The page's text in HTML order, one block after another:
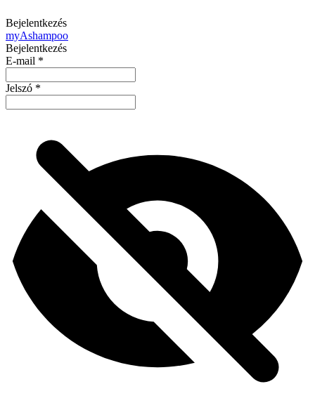
Bejelentkezés
myAshampoo
Bejelentkezés
E-mail *
Jelszó *